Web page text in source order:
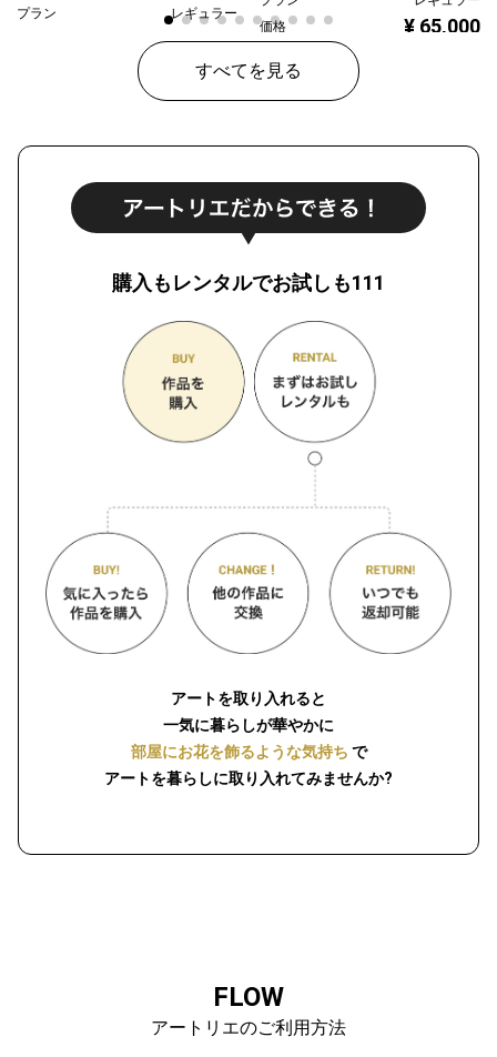
プラン
レギュラー
¥ 70,000
価格
¥ 65,000
すべてを見る
購入もレンタルでお試しも111
アートを取り入れると
一気に暮らしが華やかに
部屋にお花を飾るような気持ち で
アートを暮らしに取り入れてみませんか?
FLOW
アートリエのご利用方法